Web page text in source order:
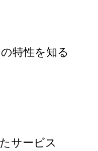
特性を知る
サービス